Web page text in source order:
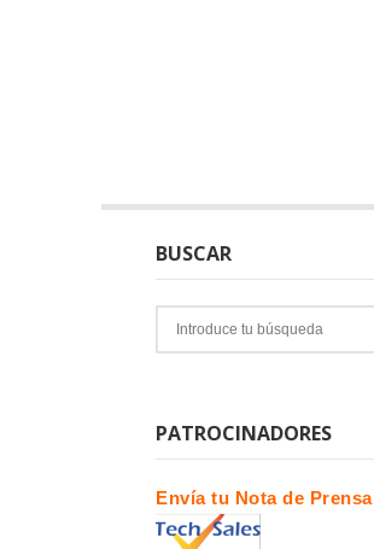
BUSCAR
PATROCINADORES
Envía tu Nota de Prensa